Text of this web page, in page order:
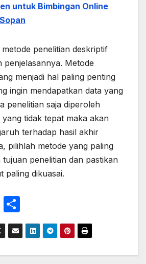
untuk Bimbingan Online
penelitian deskriptif
penjelasannya. Metode
menjadi hal paling penting
ingin mendapatkan data yang
penelitian saja diperoleh
tidak tepat maka akan
terhadap hasil akhir
pilihlah metode yang paling
penelitian dan pastikan
paling dikuasai.
E
m
ail
h
ar
e